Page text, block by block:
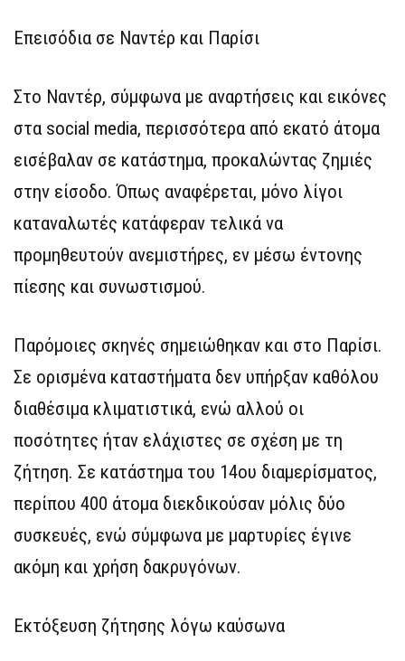
Επεισόδια σε Ναντέρ και Παρίσι
Στο Ναντέρ, σύμφωνα με αναρτήσεις και εικόνες
στα social media, περισσότερα από εκατό άτομα
εισέβαλαν σε κατάστημα, προκαλώντας ζημιές
στην είσοδο. Όπως αναφέρεται, μόνο λίγοι
καταναλωτές κατάφεραν τελικά να
προμηθευτούν ανεμιστήρες, εν μέσω έντονης
πίεσης και συνωστισμού.
Παρόμοιες σκηνές σημειώθηκαν και στο Παρίσι.
Σε ορισμένα καταστήματα δεν υπήρξαν καθόλου
διαθέσιμα κλιματιστικά, ενώ αλλού οι
ποσότητες ήταν ελάχιστες σε σχέση με τη
ζήτηση. Σε κατάστημα του 14ου διαμερίσματος,
περίπου 400 άτομα διεκδικούσαν μόλις δύο
συσκευές, ενώ σύμφωνα με μαρτυρίες έγινε
ακόμη και χρήση δακρυγόνων.
Εκτόξευση ζήτησης λόγω καύσωνα